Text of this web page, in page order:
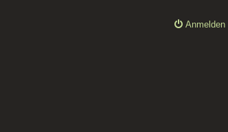
Anmelden